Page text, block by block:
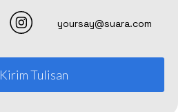
yoursay@suara.com
Kirim Tulisan